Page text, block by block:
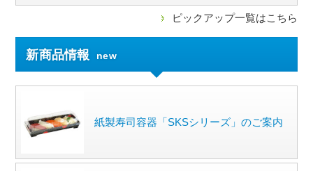
ピックアップ一覧はこちら
新商品情報 new
紙製寿司容器「SKSシリーズ」のご案内